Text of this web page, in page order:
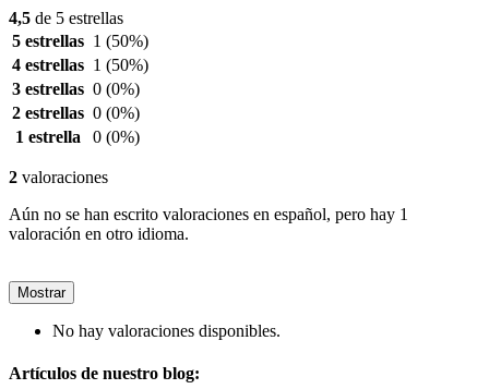
4,5 de 5 estrellas
5 estrellas 1 (50%)
4 estrellas 1 (50%)
3 estrellas 0 (0%)
2 estrellas 0 (0%)
1 estrella
0 (0%)
2 valoraciones
Aún no se han escrito valoraciones en español, pero hay 1
valoración en otro idioma.
Mostrar
No hay valoraciones disponibles.
Artículos de nuestro blog: